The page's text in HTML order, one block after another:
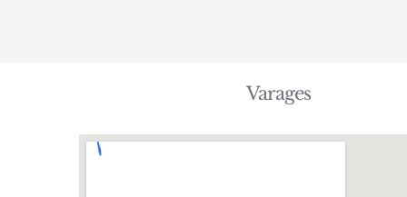
Varages